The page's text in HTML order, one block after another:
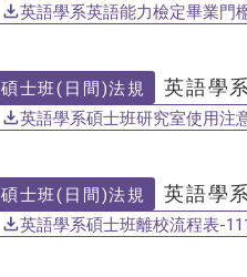
英語學系英語能力檢定畢業門
碩士班(日間)法規 英語學
英語學系碩士班研究室使用注
碩士班(日間)法規 英語學
英語學系碩士班離校流程表-